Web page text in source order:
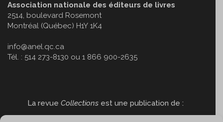
Association nationale des éditeurs de livres
2514, boulevard Rosemont
Montréal (Québec) H1Y 1K4
info@anel.qc.ca
Tél. : 514 273-8130 ou 1 866 900-2635
La revue Collections est une publication de :